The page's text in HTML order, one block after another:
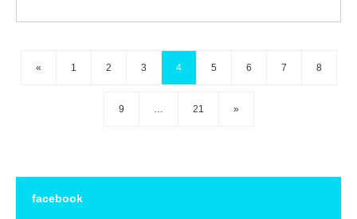
« 1 2 3 4 5 6 7 8
9 … 21 »
facebook